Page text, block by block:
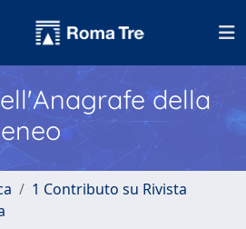
della
1 Contributo su Rivista